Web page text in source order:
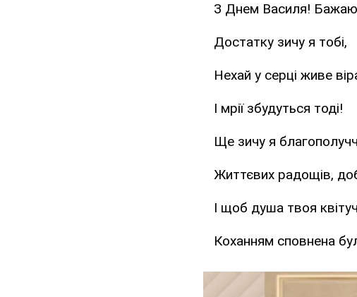
З Днем Василя!
Достатку зичу я тобі,
Нехай у серці живе
І мрії збудуться тоді!
Ще зичу я
Життєвих радощів,
І щоб душа твоя
Коханням сповнена